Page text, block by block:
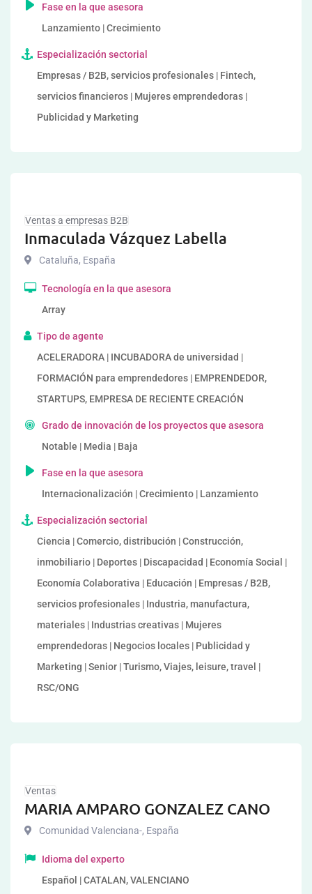
Fase en la que asesora
Lanzamiento | Crecimiento
Especialización sectorial
Empresas / B2B, servicios profesionales | Fintech,
servicios financieros | Mujeres emprendedoras |
Publicidad y Marketing
Ventas a empresas B2B
Inmaculada Vázquez Labella
Cataluña, España
Tecnología en la que asesora
Array
Tipo de agente
ACELERADORA | INCUBADORA de universidad |
FORMACIÓN para emprendedores | EMPRENDEDOR,
STARTUPS, EMPRESA DE RECIENTE CREACIÓN
Grado de innovación de los proyectos que asesora
Notable | Media | Baja
Fase en la que asesora
Internacionalización | Crecimiento | Lanzamiento
Especialización sectorial
Ciencia | Comercio, distribución | Construcción,
inmobiliario | Deportes | Discapacidad | Economía Social |
Economía Colaborativa | Educación | Empresas / B2B,
servicios profesionales | Industria, manufactura,
materiales | Industrias creativas | Mujeres
emprendedoras | Negocios locales | Publicidad y
Marketing | Senior | Turismo, Viajes, leisure, travel |
RSC/ONG
Ventas
MARIA AMPARO GONZALEZ CANO
Comunidad Valenciana-, España
Idioma del experto
Español | CATALAN, VALENCIANO